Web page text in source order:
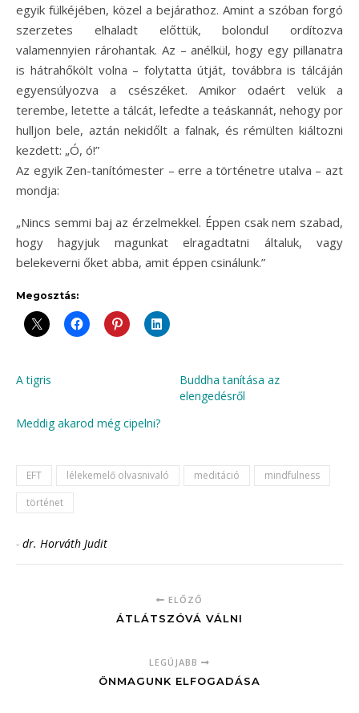
egyik fülkéjében, közel a bejárathoz. Amint a szóban forgó
szerzetes elhaladt előttük, bolondul ordítozva
valamennyien rárohantak. Az – anélkül, hogy egy pillanatra
is hátrahőkölt volna – folytatta útját, továbbra is tálcáján
egyensúlyozva a csészéket. Amikor odaért velük a
terembe, letette a tálcát, lefedte a teáskannát, nehogy por
hulljon bele, aztán nekidőlt a falnak, és rémülten kiáltozni
kezdett: „Ó, ó!”
Az egyik Zen-tanítómester – erre a történetre utalva – azt
mondja:
„Nincs semmi baj az érzelmekkel. Éppen csak nem szabad,
hogy hagyjuk magunkat elragadtatni általuk, vagy
belekeverni őket abba, amit éppen csinálunk.”
Megosztás:
A tigris
Buddha tanítása az
elengedésről
Meddig akarod még cipelni?
EFT lélekemelő olvasnivaló meditáció
mindfulness
történet
- dr. Horváth Judit
ELŐZŐ
ÁTLÁTSZÓVÁ VÁLNI
LEGÚJABB
ÖNMAGUNK ELFOGADÁSA